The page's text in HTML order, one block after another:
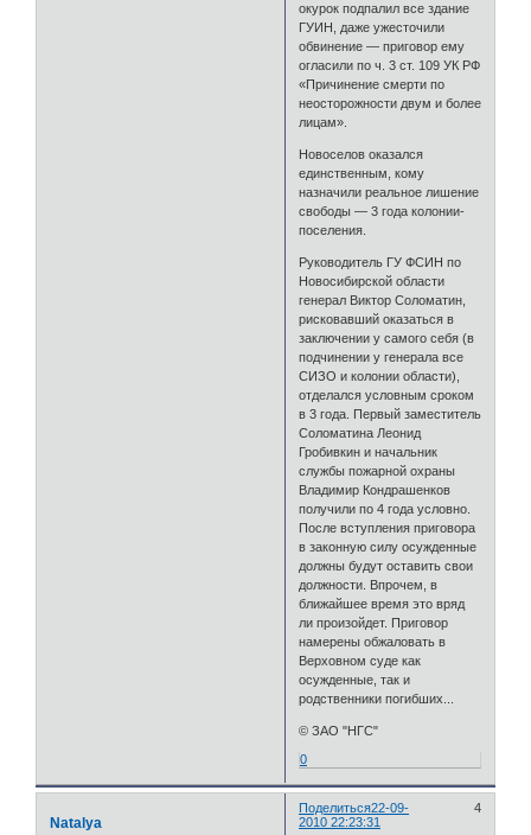
окурок подпалил все здание
ГУИН, даже ужесточили
обвинение — приговор ему
огласили по ч. 3 ст. 109 УК РФ
«Причинение смерти по
неосторожности двум и более
лицам».
Новоселов оказался
единственным, кому
назначили реальное лишение
свободы — 3 года колонии-
поселения.
Руководитель ГУ ФСИН по
Новосибирской области
генерал Виктор Соломатин,
рисковавший оказаться в
заключении у самого себя (в
подчинении у генерала все
СИЗО и колонии области),
отделался условным сроком
в 3 года. Первый заместитель
Соломатина Леонид
Гробивкин и начальник
службы пожарной охраны
Владимир Кондрашенков
получили по 4 года условно.
После вступления приговора
в законную силу осужденные
должны будут оставить свои
должности. Впрочем, в
ближайшее время это вряд
ли произойдет. Приговор
намерены обжаловать в
Верховном суде как
осужденные, так и
родственники погибших...
© ЗАО "НГС"
0
Поделиться 4
22-09-
2010 22:23:31
Natalya